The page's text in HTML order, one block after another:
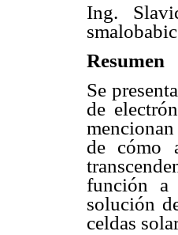
Ing.
Resumen
Se
de
de cómo
función a
solución
celdas